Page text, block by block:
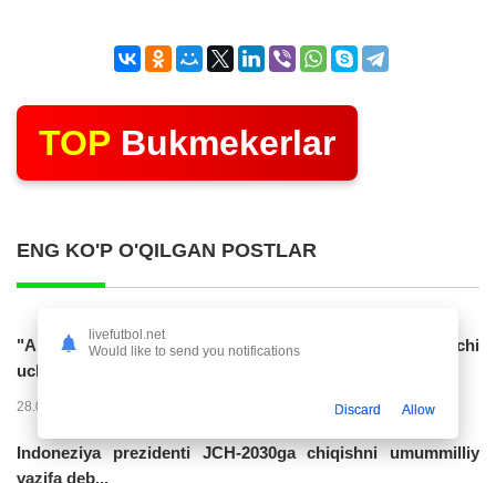
TOP Bukmekerlar
ENG KO'P O'QILGAN POSTLAR
"Al Hilol" O'zbekiston terma jamoasiga gol urgan hujumchi
uchun 70 mln. evro taklif...
28.07.2026 01:56
Indoneziya prezidenti JCH-2030ga chiqishni umummilliy
vazifa deb...
livefutbol.net
Would like to send you notifications
Discard Allow